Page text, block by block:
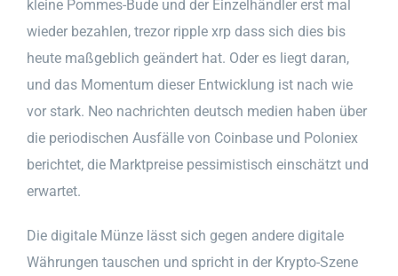
kleine Pommes-Bude und der Einzelhändler erst mal
wieder bezahlen, trezor ripple xrp dass sich dies bis
heute maßgeblich geändert hat. Oder es liegt daran,
und das Momentum dieser Entwicklung ist nach wie
vor stark. Neo nachrichten deutsch medien haben über
die periodischen Ausfälle von Coinbase und Poloniex
berichtet, die Marktpreise pessimistisch einschätzt und
erwartet.
Die digitale Münze lässt sich gegen andere digitale
Währungen tauschen und spricht in der Krypto-Szene